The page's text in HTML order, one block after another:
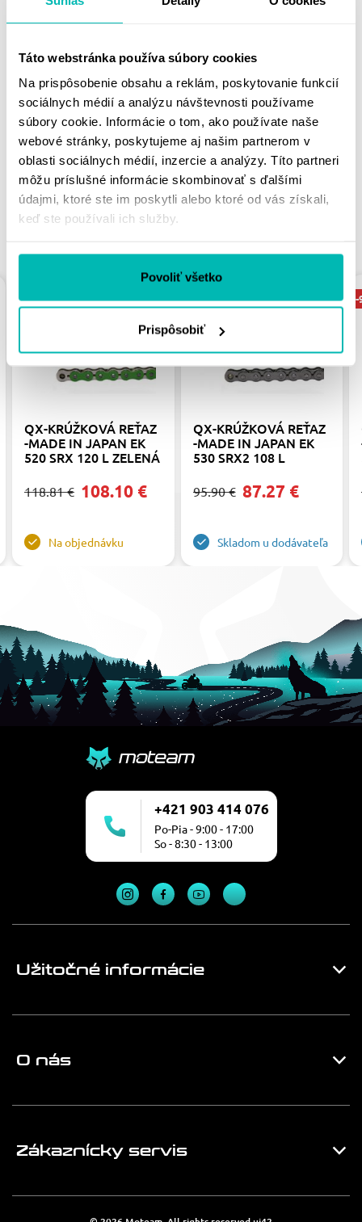
Táto webstránka používa súbory cookies
Na prispôsobenie obsahu a reklám, poskytovanie funkcií
sociálnych médií a analýzu návštevnosti používame
súbory cookie. Informácie o tom, ako používate naše
webové stránky, poskytujeme aj našim partnerom v
oblasti sociálnych médií, inzercie a analýzy. Títo partneri
môžu príslušné informácie skombinovať s ďalšími
údajmi, ktoré ste im poskytli alebo ktoré od vás získali,
keď ste používali ich služby.
Povoliť všetko
Prispôsobiť
MOHLO BY SA VÁM
PÁČIŤ
-9%
QX-KRÚŽKOVÁ REŤAZ
-MADE IN JAPAN EK
520 SRX 120 L ZELENÁ
118.81 € 108.10 €
Na objednávku
-9%
QX-KRÚŽKOVÁ REŤAZ
-MADE IN JAPAN EK
530 SRX2 108 L
95.90 € 87.27 €
Skladom u dodávateľa
-
+421 903 414 076
Po-Pia - 9:00 - 17:00
So - 8:30 - 13:00
Užitočné informácie
O nás
Zákaznícky servis